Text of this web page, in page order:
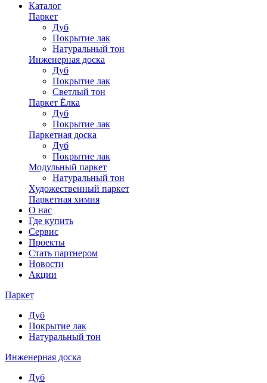
Каталог
Паркет
Дуб
Покрытие лак
Натуральный тон
Инженерная доска
Дуб
Покрытие лак
Светлый тон
Паркет Ёлка
Дуб
Покрытие лак
Паркетная доска
Дуб
Покрытие лак
Модульный паркет
Натуральный тон
Художественный паркет
Паркетная химия
О нас
Где купить
Сервис
Проекты
Стать партнером
Новости
Акции
Паркет
Дуб
Покрытие лак
Натуральный тон
Инженерная доска
Дуб